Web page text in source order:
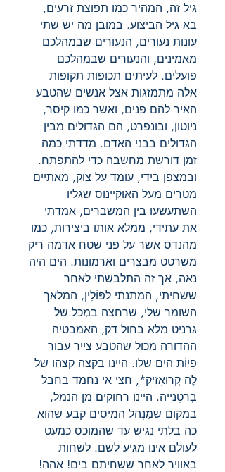
גיל זה, המהיר כמו תפוצת זרעים,
בא גיל הביצוע. במובן מה יש שתי
עונות נעורים, הנעורים שבמהלכם
מאמינים, והנעורים שבמהלכם
פועלים. לעיתים תכופות תקופות
אלה מתמזגות אצל אנשים שהטבע
האיר להם פנים, ואשר כמו קיסר,
ניוטון, ובונפרט, הם הגדולים מבין
הגדולים בבני האדם. מדדתי כמה
זמן דורשת מחשבה כדי להתפתח.
ובמצפן בידי, עומד על צוק, מאתיים
מטרים מעל האוקיינוס שגליו
השתעשעו בין המשברים, אמדתי
את עתידי, ממלא אותו ביצירות, כמו
מהנדס אשר על פני שטח אדמה ריק
משרטט מבצרים וארמונות. הים היה
נאה, אך זה התלבשתי לאחר
ששחיתי, המתנתי לפּוֹלִין, המלאך
השומר שלי, שרחצה במְכל של
גרניט מלא בחול דק, האמבטיה
ההדורה מכול שהטבע צייר עבור
פֵיוֹת הים שלו. היינו בקצה קצהו של
לֶה קְרוּאָזִיק*, חצי אי נחמד בחבל
בְּרטָנייה. היינו רחוקים מן הנמל,
במקום שמִנְהל המיסים קבע שהוא
כה בלתי נגיש עד שהמוכס כמעט
לעולם אינו מגיע לשם. לשחות
באוויר לאחר ששחיתם בים! אהה!